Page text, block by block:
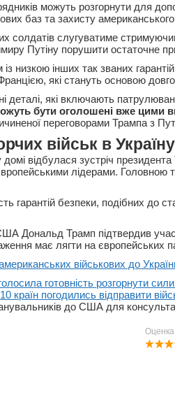
можуть розгорнути для
баз та захисту американського
солдатів слугуватиме
Путіну порушити остаточне
низкою інших так званих
які стануть основою
деталі, які включають
бути оголошені вже цими
переговорами Трампа з
військ в Україну
відбулася зустріч
лідерами. Головною
гарантій безпеки, подібних до
Дональд Трамп підтвердив
має лягти на європейських
військових до
готовність розгорнути
країн погодились відправити
до США для